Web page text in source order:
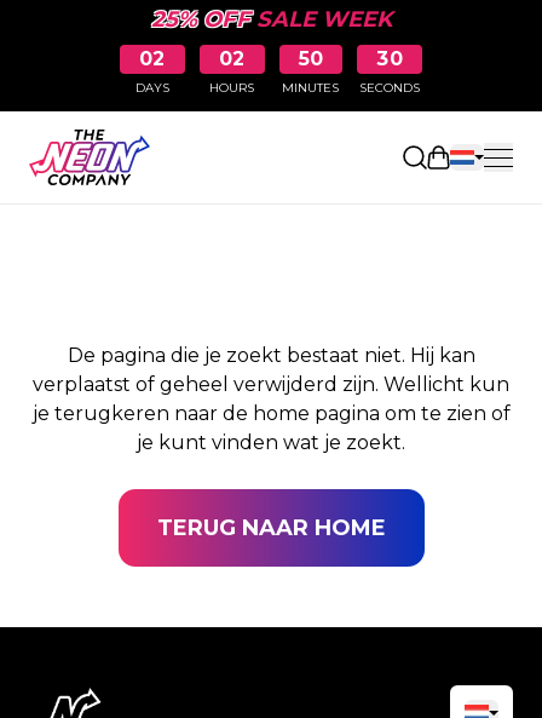
25% OFFSALE WEEK
02
DAYS
02
HOURS
50
MINUTES
29
SECONDS
PAGINA NIET
De pagina die je zoekt bestaat niet. Hij kan
verplaatst of geheel verwijderd zijn. Wellicht kun
je terugkeren naar de home pagina om te zien of
je kunt vinden wat je zoekt.
TERUG NAAR HOME